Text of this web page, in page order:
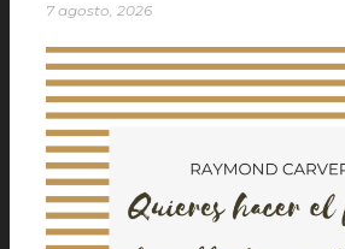
7 agosto, 2026